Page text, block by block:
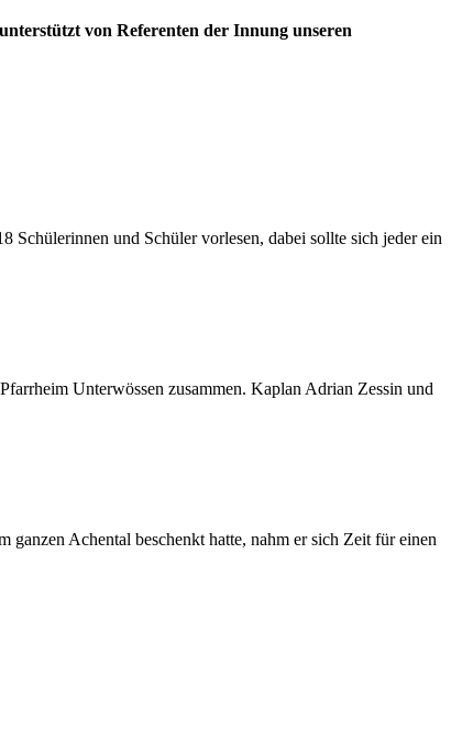
von Referenten der Innung unseren
Schülerinnen und Schüler vorlesen, dabei sollte sich jeder ein
Unterwössen zusammen. Kaplan Adrian Zessin und
ganzen Achental beschenkt hatte, nahm er sich Zeit für einen